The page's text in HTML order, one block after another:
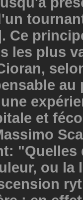
Ce
les plus
au
et
"Quelles
ou la